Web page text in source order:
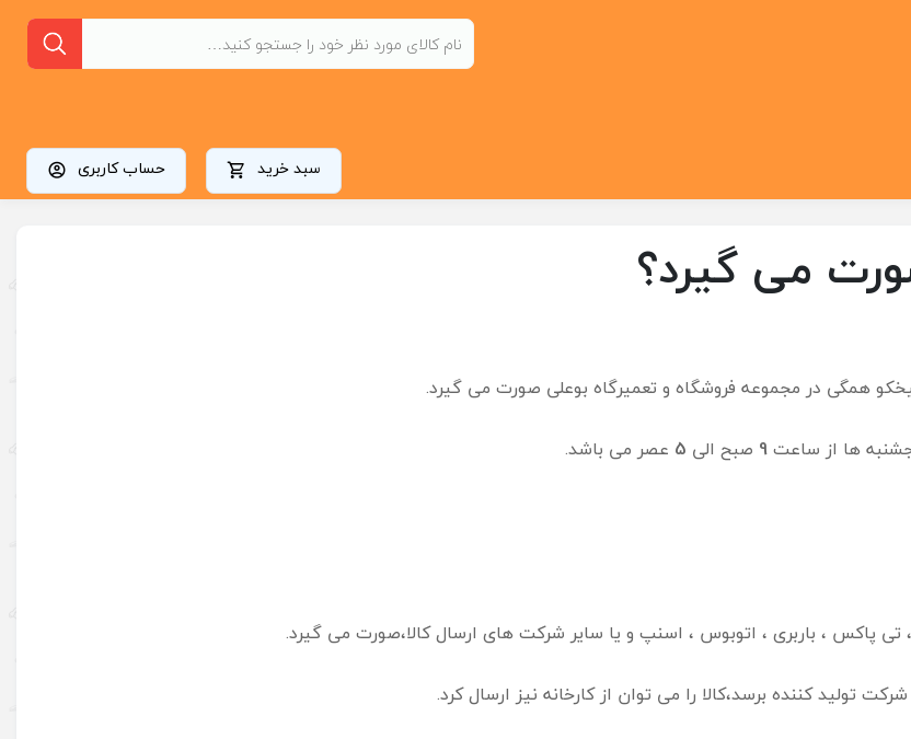
سبد خرید حساب کاربری
می گیرد؟
همگی در مجموعه فروشگاه و تعمیرگاه بوعلی صورت می گیرد.
ها از ساعت9 صبح الی 5 عصر می باشد.
پاکس ، باربری ، اتوبوس ، اسنپ و یا سایر شرکت های ارسال کالا،صورت می گیرد.
تولید کننده برسد،کالا را می توان از کارخانه نیز ارسال کرد.